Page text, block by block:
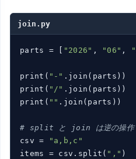
join.py
parts = [ "2026" , "06" ,
print( "-"
print( "/"
print( ""
# split と join は逆の操作
csv =
"a,b,c"
items = csv.split( ","